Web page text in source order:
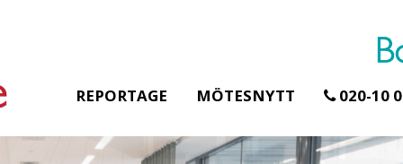
REPORTAGE MÖTESNYTT 020-10